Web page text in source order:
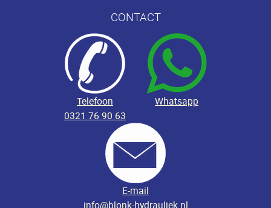
CONTACT
Telefoon
Whatsapp
0321 76 90 63
E-mail
info@blonk-hydrauliek.nl